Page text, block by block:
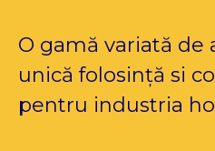
O gamă variată de
unică folosință si
pentru industria